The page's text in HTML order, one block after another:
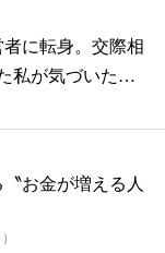
に転身。交際相
私が気づいたこ
お金が増える人